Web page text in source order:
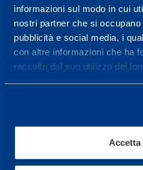
informazioni sul modo in cui
nostri partner che si
pubblicità e social media, i
con altre informazioni che ha
raccolto dal suo utilizzo dei
More
Services
Sport